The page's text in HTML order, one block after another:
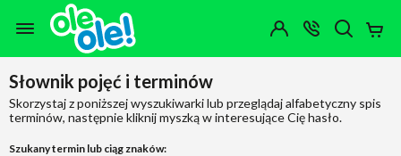
Przejdź do zawartości strony
Przejdź do wyszukiwarki
Przejdź do kategorii
Przejdź do stopki
OTWÓRZ
MENU
Moje
Konto
(0)
Słownik pojęć i terminów
Skorzystaj z poniższej wyszukiwarki lub przeglądaj alfabetyczny spis
terminów, następnie kliknij myszką w interesujące Cię hasło.
Szukany termin lub ciąg znaków: